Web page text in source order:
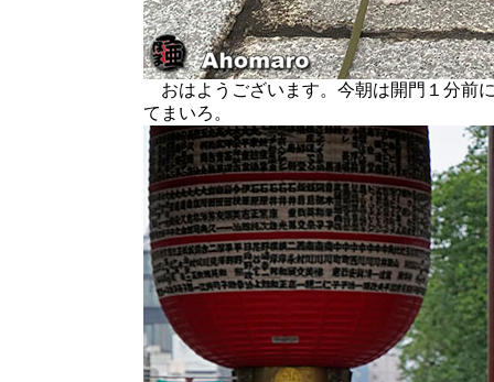
おはようございます。今朝は開門１分前
てまいろ。